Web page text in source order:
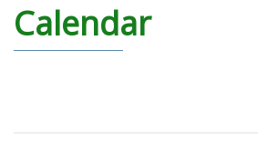
Calendar